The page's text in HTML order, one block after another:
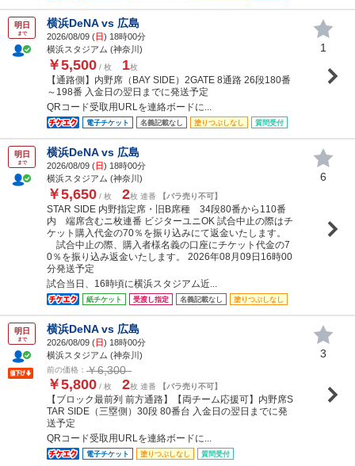
明日
まで
横浜DeNA vs 広島
2026/08/09 (日) 18時00分
横浜スタジアム (神奈川)
￥5,500 / 枚 1枚
【通路側】内野席（BAY SIDE）2GATE 8通路 26段180番
～198番 入金日の翌日までに発送予定
QRコード受取用URLを連絡ボードに...
電子チケット 名義記載なし 塗りつぶしなし 質問受付
1
明日
まで
横浜DeNA vs 広島
2026/08/09 (日) 18時00分
横浜スタジアム (神奈川)
￥5,650 / 枚 2枚 連番 【バラ売り不可】
STAR SIDE 内野指定席・旧B席種 34段80番から110番
内 端席含むニ枚連番 ビジターユニOK 試合中止の際はチ
ケット購入代金の70％を振り込みにて返金いたします。
試合中止の際、購入者様名義の口座にチケット代金の7
0％を振り込み返金いたします。 2026年08月09日16時00
分発送予定
試合当日、16時頃に横浜スタジアム近...
紙チケット 受渡し指定 名義記載なし 塗りつぶしなし
6
明日
まで
横浜DeNA vs 広島
2026/08/09 (日) 18時00分
横浜スタジアム (神奈川)
前の価格： ￥6,300
￥5,800 / 枚 2枚 連番 【バラ売り不可】
【ブロック最前列 前方通路】【両チーム応援可】内野席S
TAR SIDE（三塁側）30段 80番台 入金日の翌日までに発
送予定
QRコード受取用URLを連絡ボードに...
電子チケット 塗りつぶしなし 質問受付
3